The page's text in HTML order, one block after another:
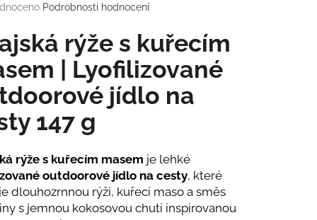
Podrobnosti hodnocení
rýže s kuřecím
| Lyofilizované
jídlo na
147 g
rýže s kuřecím masem je lehké
outdoorové jídlo na cesty, které
dlouhozrnnou rýži, kuřecí maso a směs
s jemnou kokosovou chutí inspirovanou